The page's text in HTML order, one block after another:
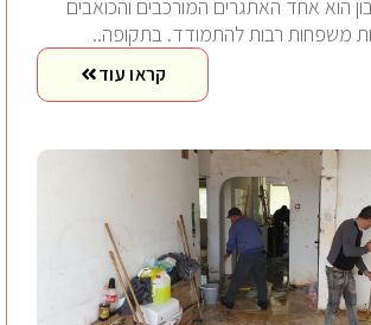
הוא אחד האתגרים המורכבים והכואבים
משפחות רבות להתמודד. בתקופה..
קראו עוד